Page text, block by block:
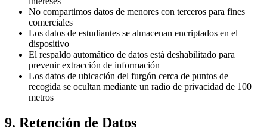
No compartimos datos de menores con terceros para fines
comerciales
Los datos de estudiantes se almacenan encriptados en el
dispositivo
El respaldo automático de datos está deshabilitado para
prevenir extracción de información
Los datos de ubicación del furgón cerca de puntos de
recogida se ocultan mediante un radio de privacidad de 100
metros
9. Retención de Datos